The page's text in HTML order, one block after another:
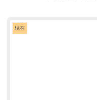
現在